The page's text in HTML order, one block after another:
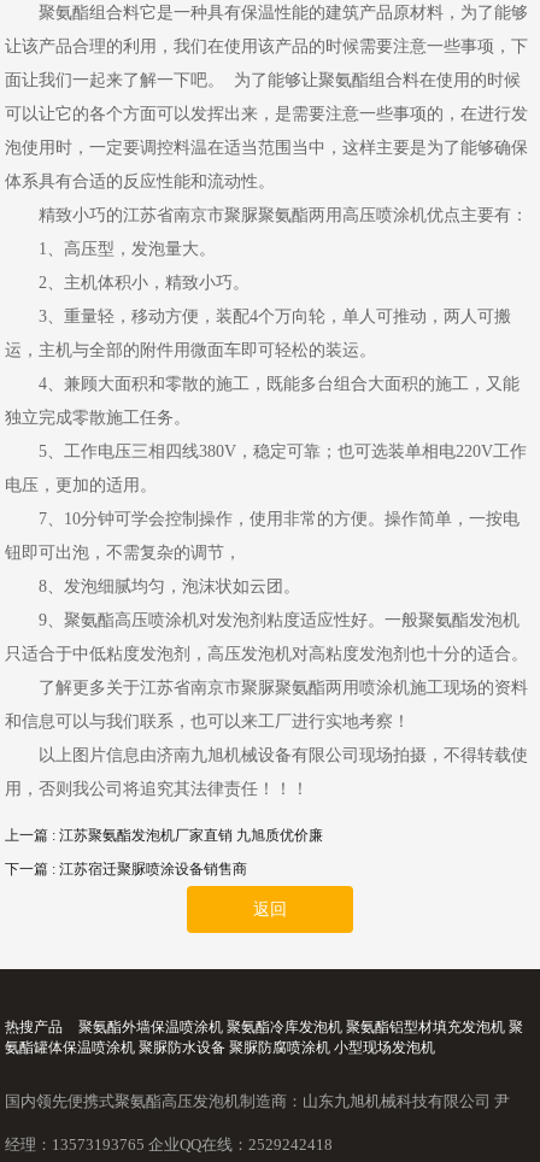
聚氨酯组合料它是一种具有保温性能的建筑产品原材料，为了能够
让该产品合理的利用，我们在使用该产品的时候需要注意一些事项，下
面让我们一起来了解一下吧。 为了能够让聚氨酯组合料在使用的时候
可以让它的各个方面可以发挥出来，是需要注意一些事项的，在进行发
泡使用时，一定要调控料温在适当范围当中，这样主要是为了能够确保
体系具有合适的反应性能和流动性。
精致小巧的江苏省南京市聚脲聚氨酯两用高压喷涂机优点主要有：
1、高压型，发泡量大。
2、主机体积小，精致小巧。
3、重量轻，移动方便，装配4个万向轮，单人可推动，两人可搬
运，主机与全部的附件用微面车即可轻松的装运。
4、兼顾大面积和零散的施工，既能多台组合大面积的施工，又能
独立完成零散施工任务。
5、工作电压三相四线380V，稳定可靠；也可选装单相电220V工作
电压，更加的适用。
7、10分钟可学会控制操作，使用非常的方便。操作简单，一按电
钮即可出泡，不需复杂的调节，
8、发泡细腻均匀，泡沫状如云团。
9、聚氨酯高压喷涂机对发泡剂粘度适应性好。一般聚氨酯发泡机
只适合于中低粘度发泡剂，高压发泡机对高粘度发泡剂也十分的适合。
了解更多关于江苏省南京市聚脲聚氨酯两用喷涂机施工现场的资料
和信息可以与我们联系，也可以来工厂进行实地考察！
以上图片信息由济南九旭机械设备有限公司现场拍摄，不得转载使
用，否则我公司将追究其法律责任！！！
上一篇 : 江苏聚氨酯发泡机厂家直销 九旭质优价廉
下一篇 : 江苏宿迁聚脲喷涂设备销售商
返回
热搜产品
聚氨酯外墙保温喷涂机 聚氨酯冷库发泡机 聚氨酯铝型材填充发泡机 聚
氨酯罐体保温喷涂机 聚脲防水设备 聚脲防腐喷涂机 小型现场发泡机
国内领先便携式聚氨酯高压发泡机制造商：山东九旭机械科技有限公司 尹
经理：13573193765 企业QQ在线：2529242418